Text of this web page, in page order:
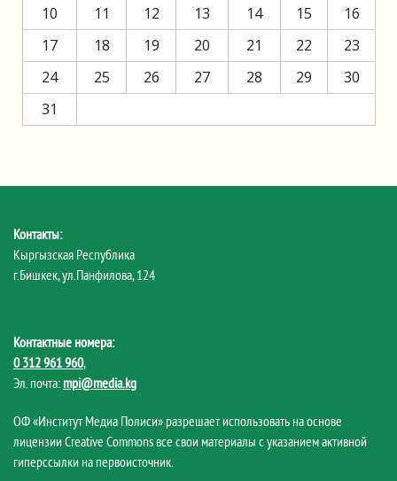
10
11 12 13 14 15
16
17
18 19 20 21 22
23
24
25 26 27 28 29
30
31
Контакты:
Кыргызская Республика
г.Бишкек, ул.Панфилова, 124
Контактные номера:
0 312 961 960,
Эл. почта: mpi@media.kg
ОФ «Институт Медиа Полиси» разрешает использовать на основе
лицензии Creative Commons все свои материалы с указанием активной
гиперссылки на первоисточник.